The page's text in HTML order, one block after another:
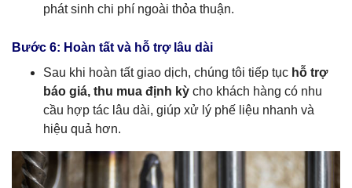
phát sinh chi phí ngoài thỏa thuận.
Bước 6: Hoàn tất và hỗ trợ lâu dài
Sau khi hoàn tất giao dịch, chúng tôi tiếp tục hỗ trợ
báo giá, thu mua định kỳ cho khách hàng có nhu
cầu hợp tác lâu dài, giúp xử lý phế liệu nhanh và
hiệu quả hơn.